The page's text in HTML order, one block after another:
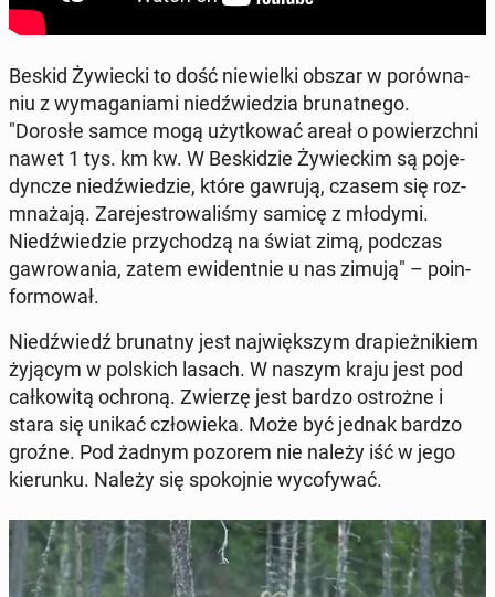
Beskid Ży­wiec­ki to dość nie­wiel­ki obszar w po­rów­na­
niu z wy­ma­ga­nia­mi niedź­wie­dzia bru­nat­ne­go.
"Dorosłe samce mogą użyt­ko­wać areał o po­wierzch­ni
nawet 1 tys. km kw. W Be­ski­dzie Ży­wiec­kim są po­je­
dyn­cze niedź­wie­dzie, które gawrują, czasem się roz­
mna­ża­ją. Za­re­je­stro­wa­li­śmy samicę z młodymi.
Niedź­wie­dzie przy­cho­dzą na świat zimą, podczas
gaw­ro­wa­nia, zatem ewi­dent­nie u nas zimują" – po­in­
for­mo­wał.
Niedź­wiedź bru­nat­ny jest naj­więk­szym dra­pież­ni­kiem
żyjącym w pol­skich lasach. W naszym kraju jest pod
cał­ko­wi­tą ochroną. Zwierzę jest bardzo ostroż­ne i
stara się unikać czło­wie­ka. Może być jednak bardzo
groźne. Pod żadnym pozorem nie należy iść w jego
kie­run­ku. Należy się spo­koj­nie wy­co­fy­wać.